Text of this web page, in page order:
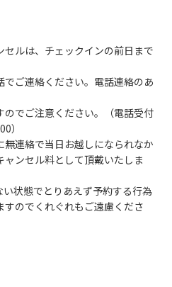
できません。高校生以上の方
場を含む。）の使用は、事前に
の方を除き、正午からです。
1区画の予約をお願いします。
きを行ってください。午後3
になりましたら管理棟にて手
時過ぎにお越しの方は、翌朝
し時以外は、駐車場にとめてく
10時まで（日帰り使用の場合は
インの手続きを行っていない
必ず手続きを行ってくださ
ーションに出してください。
ルは、チェックインの前日まで
ご連絡ください。電話連絡のあ
でご注意ください。（電話受付
）
連絡で当日お越しになられなか
ンセル料として頂戴いたしま
状態でとりあえず予約する行為
のでくれぐれもご遠慮くださ